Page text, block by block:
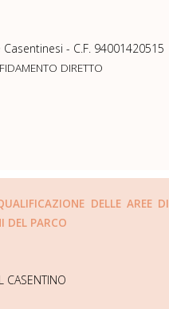
- C.F. 94001420515
DIRETTO
DELLE AREE DI
DEL PARCO
CASENTINO